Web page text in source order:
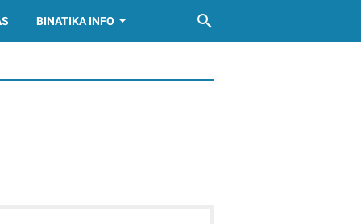
BINATIKA INFO